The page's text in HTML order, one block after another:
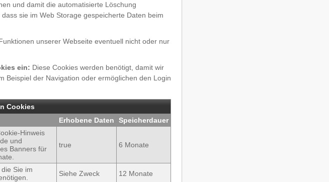
und damit die automatisierte Löschung
sie im Web Storage gespeicherte Daten beim
unserer Webseite eventuell nicht oder nur
ein: Diese Cookies werden benötigt, damit wir
Beispiel der Navigation oder ermöglichen den Login
Cookies
Erhobene Daten Speicherdauer
Hinweis
und
Banners für
true 6 Monate
Sie im
Siehe Zweck 12 Monate